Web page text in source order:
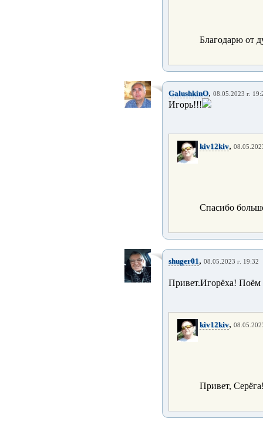
Благодарю от
GalushkinO, 08.05.2023 г.
Игорь!!!
kiv12kiv,
Спасибо
shuger01, 08.05.2023 г. 19:32
Привет.Игорёха! Поём
kiv12kiv,
Привет,